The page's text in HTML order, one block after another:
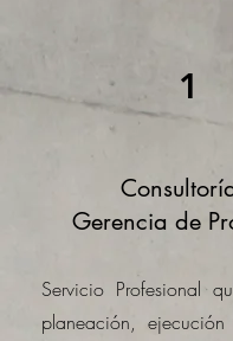
1
Gerencia de
Servicio Profesional
planeación,